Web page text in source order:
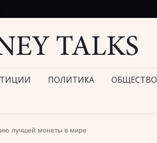
ПОЛИТИКА ОБЩЕСТВО
лучшей монеты в мире